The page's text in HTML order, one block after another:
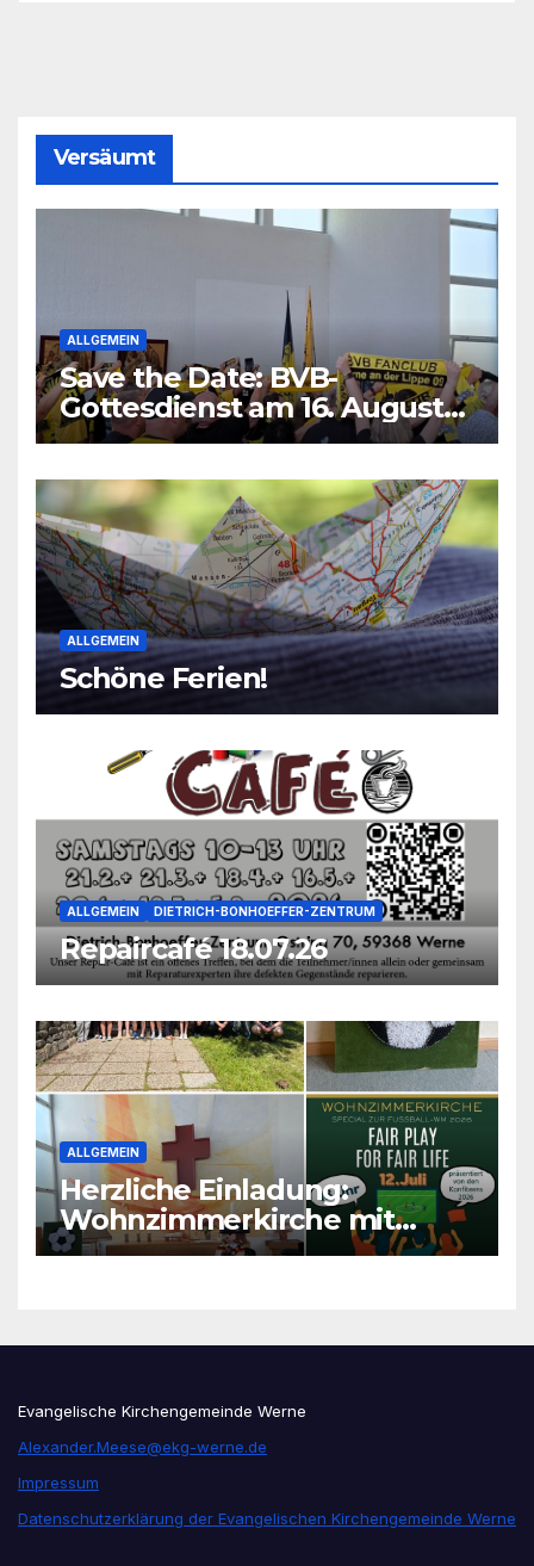
Versäumt
ALLGEMEIN
Save the Date: BVB-
Gottesdienst am 16. August
2026
ALLGEMEIN
Schöne Ferien!
ALLGEMEIN DIETRICH-BONHOEFFER-ZENTRUM
Repaircafé 18.07.26
ALLGEMEIN
Herzliche Einladung:
Wohnzimmerkirche mit
unseren Konfis
Evangelische Kirchengemeinde Werne
Alexander.Meese@ekg-werne.de
Impressum
Datenschutzerklärung der Evangelischen Kirchengemeinde Werne